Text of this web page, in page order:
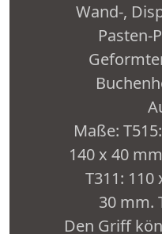
Wand-,
Pasten-
Maße:
140 x 40
T311: 110
30 mm.
Den Griff